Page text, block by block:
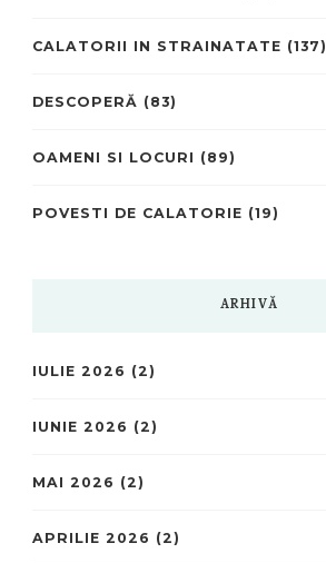
CALATORII IN STRAINATATE (137)
DESCOPERĂ (83)
OAMENI SI LOCURI (89)
POVESTI DE CALATORIE (19)
ARHIVĂ
IULIE 2026 (2)
IUNIE 2026 (2)
MAI 2026 (2)
APRILIE 2026 (2)